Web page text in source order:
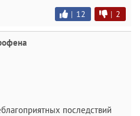
| 12 | 2
последствий